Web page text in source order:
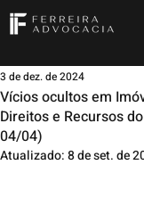
Vícios ocultos em
Direitos e Recursos
04/04)
3 de dez. de 2024
Atualizado:8 de set. de